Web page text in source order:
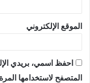
الموقع الإلكتروني
احفظ اسمي، بريدي
المتصفح لاستخدامها